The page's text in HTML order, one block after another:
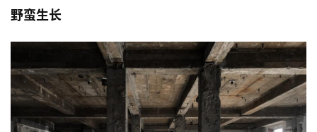
穿过入口门厅进入大堂，临近大堂咖啡区的走廊由四段
依次递减的木饰面套口分割而成，灵感来源于戏剧中的
“小孔成像”原理。在走廊里，行人每靠近一步就会呈现